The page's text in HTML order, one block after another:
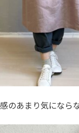
のあまり気になら